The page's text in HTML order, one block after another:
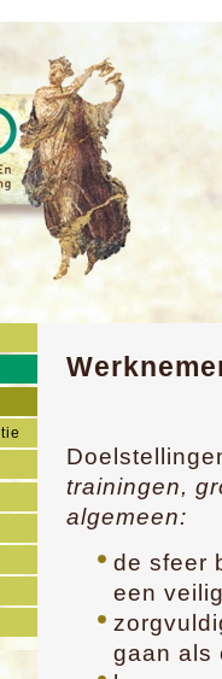
trainingen,
algemeen:
de sfeer
een
gaan als